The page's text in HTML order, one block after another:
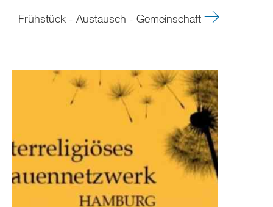
Frühstück - Austausch - Gemeinschaft